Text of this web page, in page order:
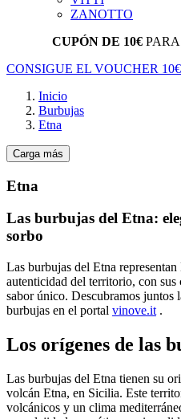
ZANOTTO
CUPÓN DE 10€
CONSIGUE EL VOUCHER 10€
Inicio
Burbujas
Etna
Tipología
Etna
Precio
€
Bajan los precios
Carga más
Etna
Las burbujas del Etna:
sorbo
Las burbujas del Etna
autenticidad del territorio, con sus
sabor único. Descubramos juntos
burbujas en el portal vinove.it .
Los orígenes de las
Las burbujas del Etna tienen su
volcán Etna, en Sicilia. Este
volcánicos y un clima